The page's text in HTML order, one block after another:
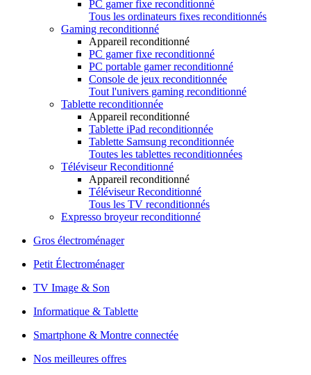
PC gamer fixe reconditionné
Tous les ordinateurs fixes reconditionnés
Gaming reconditionné
Appareil reconditionné
PC gamer fixe reconditionné
PC portable gamer reconditionné
Console de jeux reconditionnée
Tout l'univers gaming reconditionné
Tablette reconditionnée
Appareil reconditionné
Tablette iPad reconditionnée
Tablette Samsung reconditionnée
Toutes les tablettes reconditionnées
Téléviseur Reconditionné
Appareil reconditionné
Téléviseur Reconditionné
Tous les TV reconditionnés
Expresso broyeur reconditionné
Gros électroménager
Petit Électroménager
TV Image & Son
Informatique & Tablette
Smartphone & Montre connectée
Nos meilleures offres